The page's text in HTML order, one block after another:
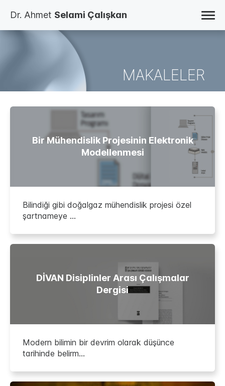
Dr. Ahmet Selami Çalışkan
MAKALELER
Bir Mühendislik Projesinin Elektronik
Modellenmesi
Bilindiği gibi doğalgaz mühendislik projesi özel
şartnameye ...
DİVAN Disiplinler Arası Çalışmalar
Dergisi
Modern bilimin bir devrim olarak düşünce
tarihinde belirm...